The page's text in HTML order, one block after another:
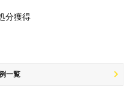
るためには
布罪，淫行勧誘罪
分獲得
一覧